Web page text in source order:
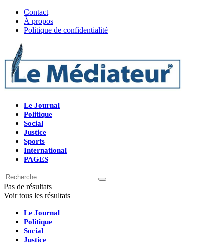
Contact
À propos
Politique de confidentialité
Le Journal
Politique
Social
Justice
Sports
International
PAGES
Pas de résultats
Voir tous les résultats
Le Journal
Politique
Social
Justice